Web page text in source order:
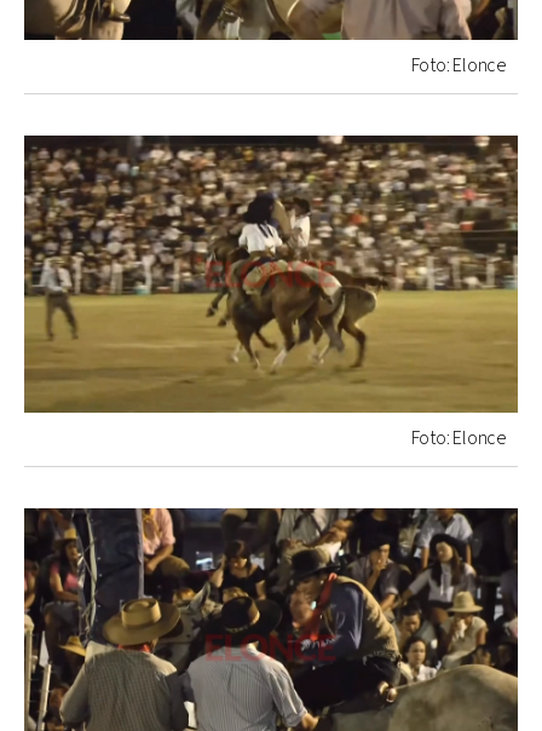
Foto: Elonce
Foto: Elonce